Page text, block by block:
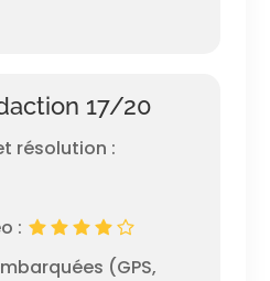
17/20
résolution :
:
(GPS,